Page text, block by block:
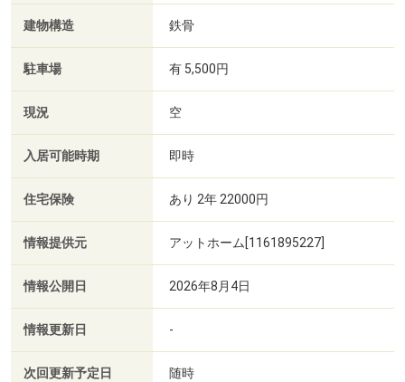
建物構造 鉄骨
駐車場 有 5,500円
現況 空
入居可能時期 即時
住宅保険 あり 2年 22000円
情報提供元 アットホーム[1161895227]
情報公開日 2026年8月4日
情報更新日 -
次回更新予定日 随時